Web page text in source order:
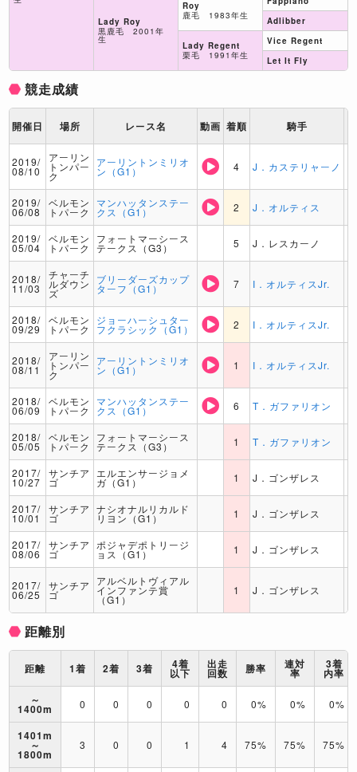
Lady Roy
黒鹿毛 2001年
生
Roy
鹿毛 1983年生
Lady Regent
栗毛 1991年生
Adlibber
Vice Regent
Let It Fly
競走成績
開催日 場所 レース名 動画 着順 騎手
2019/
08/10
アーリン
トンパー
ク
アーリントンミリオ
ン（G1） 4 J．カステリャーノ
2019/
06/08
ベルモン
トパーク
マンハッタンステー
クス（G1） 2 J．オルティス
2019/
05/04
ベルモン
トパーク
フォートマーシース
テークス（G3） 5 J．レスカーノ
2018/
11/03
チャーチ
ルダウン
ズ
ブリーダーズカップ
ターフ（G1） 7 I．オルティスJr.
2018/
09/29
ベルモン
トパーク
ジョーハーシュター
フクラシック（G1） 2 I．オルティスJr.
2018/
08/11
アーリン
トンパー
ク
アーリントンミリオ
ン（G1） 1 I．オルティスJr.
2018/
06/09
ベルモン
トパーク
マンハッタンステー
クス（G1） 6 T．ガファリオン
2018/
05/05
ベルモン
トパーク
フォートマーシース
テークス（G3） 1 T．ガファリオン
2017/
10/27
サンチア
ゴ
エルエンサージョメ
ガ（G1） 1 J．ゴンザレス
2017/
10/01
サンチア
ゴ
ナシオナルリカルド
リヨン（G1） 1 J．ゴンザレス
2017/
08/06
サンチア
ゴ
ポジャデポトリージ
ョス（G1） 1 J．ゴンザレス
2017/
06/25
サンチア
ゴ
アルベルトヴィアル
インファンテ賞
（G1）
1 J．ゴンザレス
距離別
距離 1着 2着 3着 4着
以下
出走
回数 勝率 連対
率
3着
内率
～
1400m 0 0 0 0 0 0% 0% 0%
1401m
～
1800m
3 0 0 1 4 75% 75% 75%